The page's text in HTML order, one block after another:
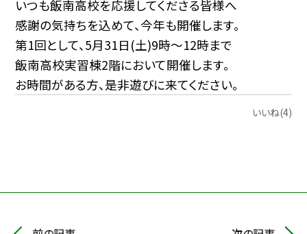
いつも飯南高校を応援してくださる皆様へ
感謝の気持ちを込めて、今年も開催します。
第1回として、5月31日(土)9時〜12時まで
飯南高校実習棟2階において開催します。
お時間がある方、是非遊びに来てください。
いいね(4)